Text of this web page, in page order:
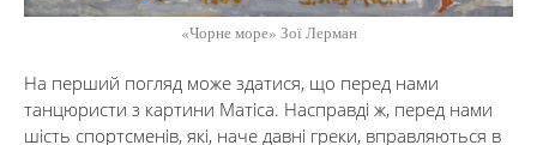
«Чорне море» Зої Лерман
На перший погляд може здатися, що перед нами
танцюристи з картини Матіса. Насправді ж, перед нами
шість спортсменів, які, наче давні греки, вправляються в